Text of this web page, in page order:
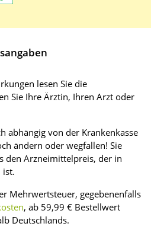
lesen Sie die
Sie Ihre Ärztin, Ihren Arzt oder
abhängig von der Krankenkasse
ändern oder wegfallen! Sie
den Arzneimittelpreis, der in
ist.
Mehrwertsteuer, gegebenenfalls
, ab 59,99 € Bestellwert
Deutschlands.